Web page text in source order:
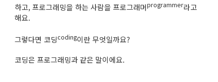
하고, 프로그래밍을 하는 사람을 프로그래머programmer라고
해요.
그렇다면 코딩coding이란 무엇일까요?
코딩은 프로그래밍과 같은 말이에요.